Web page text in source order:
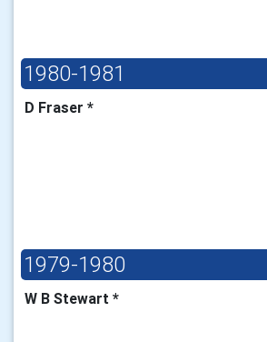
1980-1981
D Fraser *
1979-1980
W B Stewart *